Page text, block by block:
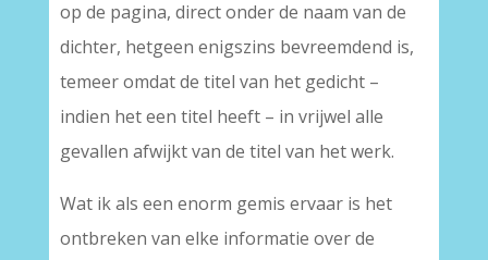
op de pagina, direct onder de naam van de
dichter, hetgeen enigszins bevreemdend is,
temeer omdat de titel van het gedicht –
indien het een titel heeft – in vrijwel alle
gevallen afwijkt van de titel van het werk.
Wat ik als een enorm gemis ervaar is het
ontbreken van elke informatie over de